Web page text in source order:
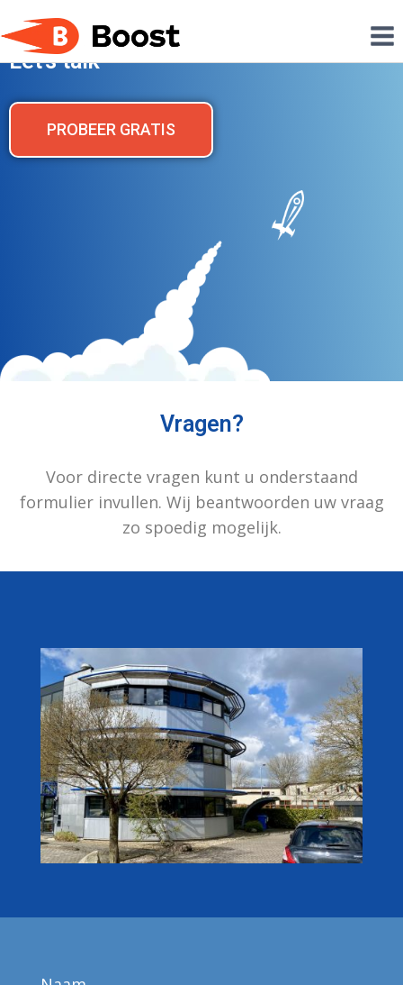
BOOST
Let's talk
PROBEER GRATIS
Vragen?
Voor directe vragen kunt u onderstaand
formulier invullen. Wij beantwoorden uw vraag
zo spoedig mogelijk.